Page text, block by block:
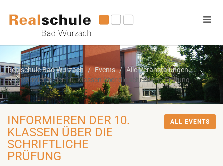
Realschule Bad Wurzach Events
Alle Veranstalungen
Informieren der 10. Klassen über die schriftliche Prüfung
INFORMIEREN DER 10.
KLASSEN ÜBER DIE
SCHRIFTLICHE
PRÜFUNG
ALL EVENTS